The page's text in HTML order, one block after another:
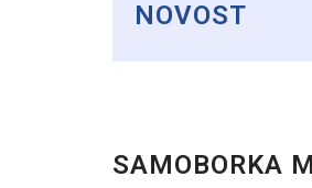
NOVOST
SAMOBORKA